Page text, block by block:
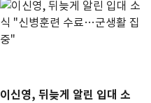
이신영, 뒤늦게 알린 입대 소